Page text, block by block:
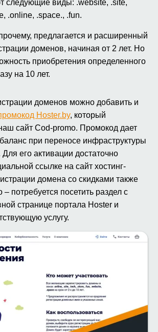
следующие виды: .website, .site,
.online, .space., .fun.
предлагается и расширенный
доменов, начиная от 2 лет. Но
приобретения определенного
на 10 лет.
доменов можно добавить и
Hoster.by, который
сайт Cod-promo. Промокод дает
при переносе инфраструктуры
его активации достаточно
ссылке на сайт хостинг-
домена со скидками также
– потребуется посетить раздел с
странице портала Hoster и
услугу.